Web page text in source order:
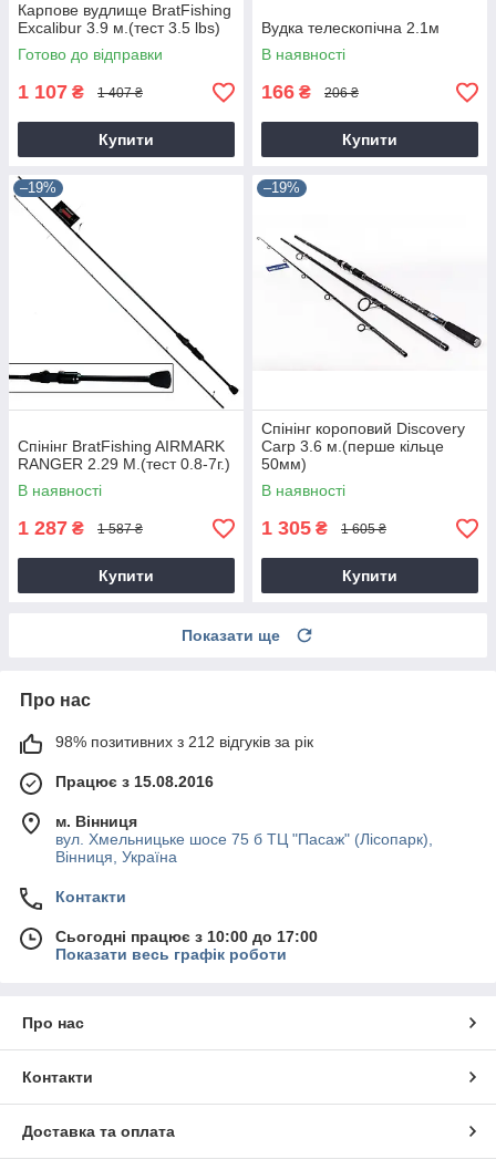
Карпове вудлище BratFishing
Excalibur 3.9 м.(тест 3.5 lbs)
Готово до відправки
1 107 ₴ 1 407 ₴
Купити
Вудка телескопічна 2.1м
В наявності
166 ₴ 206 ₴
Купити
–19%
Спінінг BratFishing AIRMARK
RANGER 2.29 М.(тест 0.8-7г.)
В наявності
1 287 ₴ 1 587 ₴
Купити
–19%
Спінінг короповий Discovery
Carp 3.6 м.(перше кільце
50мм)
В наявності
1 305 ₴ 1 605 ₴
Купити
Показати ще
Про нас
98% позитивних з 212 відгуків за рік
Працює з 15.08.2016
м. Вінниця
вул. Хмельницьке шосе 75 б ТЦ "Пасаж" (Лісопарк),
Вінниця, Україна
Контакти
Сьогодні працює з 10:00 до 17:00
Показати весь графік роботи
Про нас
Контакти
Доставка та оплата